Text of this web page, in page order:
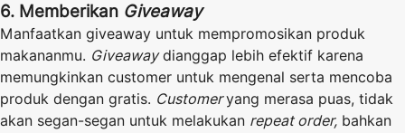
6. Memberikan Giveaway
Manfaatkan giveaway untuk mempromosikan produk
makananmu. Giveawaydianggap lebih efektif karena
memungkinkan customer untuk mengenal serta mencoba
produk dengan gratis. Customeryang merasa puas, tidak
akan segan-segan untuk melakukan repeat order, bahkan